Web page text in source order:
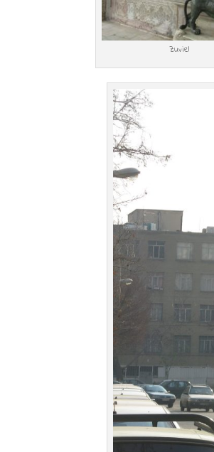
Zuviel